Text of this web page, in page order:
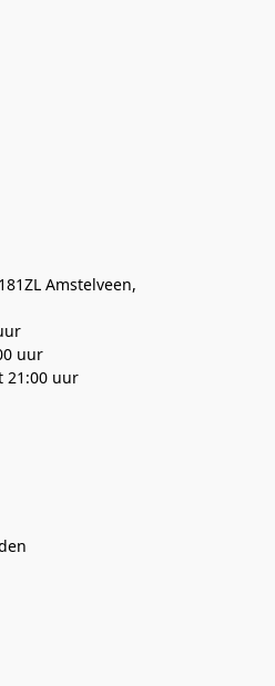
Amstelveen,
uur
21:00 uur